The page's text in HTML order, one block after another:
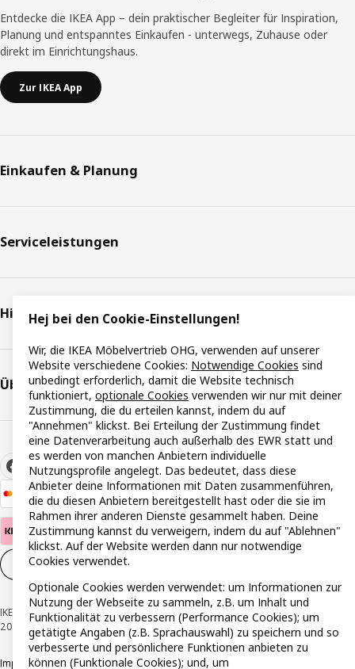
Entdecke die IKEA App – dein praktischer Begleiter für Inspiration,
Planung und entspanntes Einkaufen - unterwegs, Zuhause oder
direkt im Einrichtungshaus.
Zur IKEA App
Einkaufen & Planung
Serviceleistungen
Hilfe & Support
Über IKEA
Cookie-Einstellungen
IKEA Österreich - Südring, 2334 Vösendorf © Inter IKEA Systems B.V. 1999-
2026
ImpressumDatenschutzerklärungCookie RichtlinieResponsible Disclosure
Hej bei den Cookie-Einstellungen!
Wir, die IKEA Möbelvertrieb OHG, verwenden auf unserer
Website verschiedene Cookies: Notwendige Cookies sind
unbedingt erforderlich, damit die Website technisch
funktioniert, optionale Cookies verwenden wir nur mit deiner
Zustimmung, die du erteilen kannst, indem du auf
"Annehmen" klickst. Bei Erteilung der Zustimmung findet
eine Datenverarbeitung auch außerhalb des EWR statt und
es werden von manchen Anbietern individuelle
Nutzungsprofile angelegt. Das bedeutet, dass diese
Anbieter deine Informationen mit Daten zusammenführen,
die du diesen Anbietern bereitgestellt hast oder die sie im
Rahmen ihrer anderen Dienste gesammelt haben. Deine
Zustimmung kannst du verweigern, indem du auf "Ablehnen"
klickst. Auf der Website werden dann nur notwendige
Cookies verwendet.
Optionale Cookies werden verwendet: um Informationen zur
Nutzung der Webseite zu sammeln, z.B. um Inhalt und
Funktionalität zu verbessern (Performance Cookies); um
getätigte Angaben (z.B. Sprachauswahl) zu speichern und so
verbesserte und persönlichere Funktionen anbieten zu
können (Funktionale Cookies); und, um